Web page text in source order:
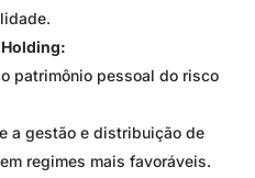
patrimônio pessoal do risco
a gestão e distribuição de
regimes mais favoráveis.